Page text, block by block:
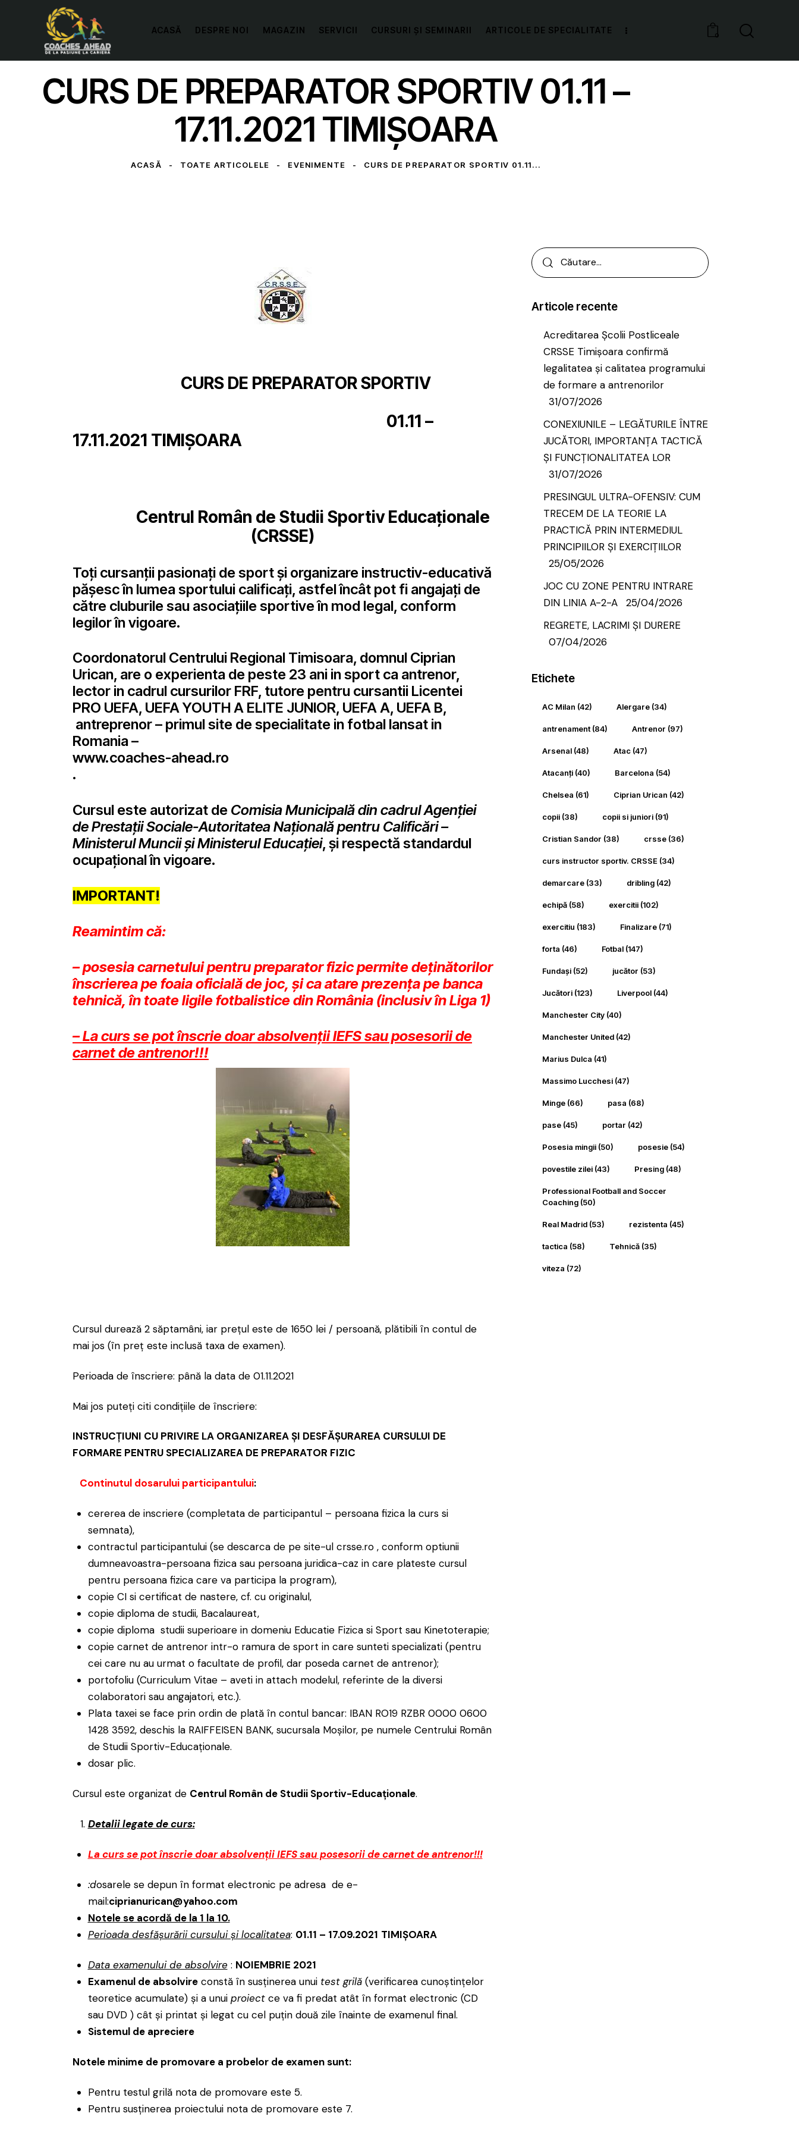
ACASĂ DESPRE NOI MAGAZIN SERVICII CURSURI ȘI SEMINARII ARTICOLE DE SPECIALITATE
0
CURS DE PREPARATOR SPORTIV 01.11 –
17.11.2021 TIMIȘOARA
ACASĂ TOATE ARTICOLELE EVENIMENTE CURS DE PREPARATOR SPORTIV 01.11...
CURS DE PREPARATOR SPORTIV
01.11 –
17.11.2021 TIMIȘOARA
Centrul Român de Studii Sportiv Educaționale
(CRSSE)
Toți cursanții pasionați de sport și organizare instructiv-educativă
pășesc în lumea sportului calificați, astfel încât pot fi angajați de
către cluburile sau asociațiile sportive în mod legal, conform
legilor în vigoare.
Coordonatorul Centrului Regional Timisoara, domnul Ciprian
Urican, are o experienta de peste 23 ani in sport ca antrenor,
lector in cadrul cursurilor FRF, tutore pentru cursantii Licentei
PRO UEFA, UEFA YOUTH A ELITE JUNIOR, UEFA A, UEFA B,
antreprenor – primul site de specialitate in fotbal lansat in
Romania –
www.coaches-ahead.ro
.
Cursul este autorizat de Comisia Municipală din cadrul Agenţiei
de Prestaţii Sociale-Autoritatea Naţională pentru Calificări –
Ministerul Muncii şi Ministerul Educaţiei, şi respectă standardul
ocupaţional în vigoare.
IMPORTANT!
Reamintim că:
– posesia carnetului pentru preparator fizic permite deținătorilor
înscrierea pe foaia oficială de joc, și ca atare prezența pe banca
tehnică, în toate ligile fotbalistice din România (inclusiv în Liga 1)
– La curs se pot înscrie doar absolvenții IEFS sau posesorii de
carnet de antrenor!!!
Cursul durează 2 săptamâni, iar prețul este de 1650 lei / persoană, plătibili în contul de
mai jos (în preț este inclusă taxa de examen).
Perioada de înscriere: până la data de 01.11.2021
Mai jos puteți citi condițiile de înscriere:
INSTRUCŢIUNI CU PRIVIRE LA ORGANIZAREA ŞI DESFĂŞURAREA CURSULUI DE
FORMARE PENTRU SPECIALIZAREA DE PREPARATOR FIZIC
Continutul dosarului participantului:
cererea de inscriere (completata de participantul – persoana fizica la curs si
semnata),
contractul participantului (se descarca de pe site-ul crsse.ro, conform optiunii
dumneavoastra-persoana fizica sau persoana juridica-caz in care plateste cursul
pentru persoana fizica care va participa la program),
copie CI si certificat de nastere, cf. cu originalul,
copie diploma de studii, Bacalaureat,
copie diploma studii superioare in domeniu Educatie Fizica si Sport sau Kinetoterapie;
copie carnet de antrenor intr-o ramura de sport in care sunteti specializati (pentru
cei care nu au urmat o facultate de profil, dar poseda carnet de antrenor);
portofoliu (Curriculum Vitae – aveti in attach modelul, referinte de la diversi
colaboratori sau angajatori, etc.).
Plata taxei se face prin ordin de plată în contul bancar: IBAN RO19 RZBR 0000 0600
1428 3592, deschis la RAIFFEISEN BANK, sucursala Moșilor, pe numele Centrului Român
de Studii Sportiv-Educaționale.
dosar plic.
Cursul este organizat de Centrul Român de Studii Sportiv-Educaţionale.
Detalii legate de curs:
La curs se pot înscrie doar absolvenții IEFS sau posesorii de carnet de antrenor!!!
:dosarele se depun în format electronic pe adresa de e-
mail:ciprianurican@yahoo.com
Notele se acordă de la 1 la 10.
Perioada desfăşurării cursului şi localitatea: 01.11 – 17.09.2021 TIMIȘOARA
Data examenului de absolvire : NOIEMBRIE 2021
Examenul de absolvireconstă în susţinerea unui test grilă(verificarea cunoştinţelor
teoretice acumulate) şi a unui proiectce va fi predat atât în format electronic (CD
sau DVD ) cât şi printat şi legat cu cel puţin două zile înainte de examenul final.
Sistemul de apreciere
Notele minime de promovare a probelor de examen sunt:
Pentru testul grilă nota de promovare este 5.
Pentru susţinerea proiectului nota de promovare este 7.
Articole recente
Acreditarea Școlii Postliceale
CRSSE Timișoara confirmă
legalitatea și calitatea programului
de formare a antrenorilor
31/07/2026
CONEXIUNILE – LEGĂTURILE ÎNTRE
JUCĂTORI, IMPORTANȚA TACTICĂ
ȘI FUNCȚIONALITATEA LOR
31/07/2026
PRESINGUL ULTRA-OFENSIV: CUM
TRECEM DE LA TEORIE LA
PRACTICĂ PRIN INTERMEDIUL
PRINCIPIILOR ȘI EXERCIȚIILOR
25/05/2026
JOC CU ZONE PENTRU INTRARE
DIN LINIA A-2-A
25/04/2026
REGRETE, LACRIMI ȘI DURERE
07/04/2026
Etichete
AC Milan (42) Alergare (34)
antrenament(84) Antrenor (97)
Arsenal (48) Atac (47)
Atacanți (40) Barcelona (54)
Chelsea (61) Ciprian Urican (42)
copii (38) copii si juniori (91)
Cristian Sandor (38) crsse (36)
curs instructor sportiv. CRSSE (34)
demarcare (33) dribling (42)
echipă (58) exercitii (102)
exercitiu (183) Finalizare (71)
forta (46) Fotbal (147)
Fundași (52) jucător (53)
Jucători (123) Liverpool (44)
Manchester City (40)
Manchester United (42)
Marius Dulca (41)
Massimo Lucchesi (47)
Minge (66) pasa (68)
pase (45) portar (42)
Posesia mingii (50) posesie (54)
povestile zilei (43) Presing (48)
Professional Football and Soccer
Coaching (50)
Real Madrid (53) rezistenta (45)
tactica (58) Tehnică (35)
viteza (72)